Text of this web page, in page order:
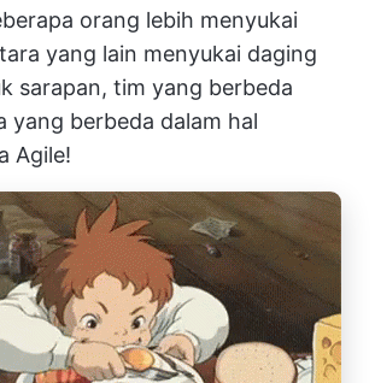
orang lebih menyukai
yang lain menyukai daging
sarapan, tim yang berbeda
yang berbeda dalam hal
Agile!